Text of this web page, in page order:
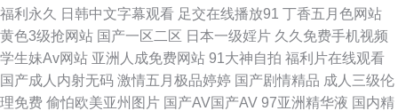
福利站 另类重口味一区 日本黄色网入口站 天堂91网 午夜福利站 91操操操操
福利永久 日韩中文字幕观看 足交在线播放91 丁香五月色网站
黄色3级抢网站 国产一区二区 日本一级婬片 久久免费手机视频
学生妹Av网站 亚洲人成免费网站 91大神自拍 福利片在线观看
国产成人内射无码 激情五月极品婷婷 国产剧情精品 成人三级伦
理免费 偷怕欧美亚州图片 国产AV国产AV 97亚洲精华液 国内精